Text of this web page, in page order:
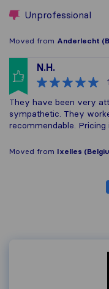
Unprofessional
Moved from Anderlecht
N.H.
They have been very
sympathetic. They
recommendable. Pricing
Moved from Ixelles